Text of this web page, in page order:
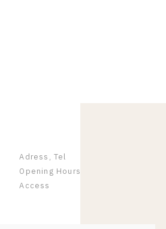
Adress, Tel
Opening Hours
Access